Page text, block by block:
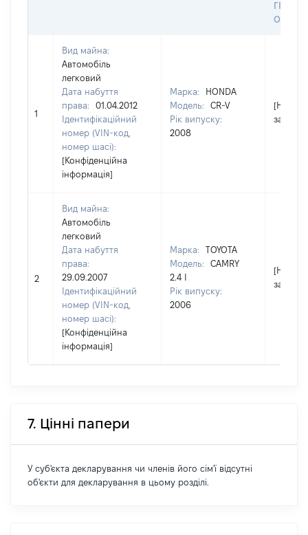
1
Вид майна:
Автомобіль
легковий
Дата набуття
права:
01.04.2012
Ідентифікаційний
номер (VIN-код,
номер шасі):
[Конфіденційна
інформація]
Марка:
HONDA
Модель:
CR-V
Рік випуску:
2008
[Не
2
Вид майна:
Автомобіль
легковий
Дата набуття
права:
29.09.2007
Ідентифікаційний
номер (VIN-код,
номер шасі):
[Конфіденційна
інформація]
Марка:
TOYOTA
Модель:
CAMRY
2.4 I
Рік випуску:
2006
[Не
7. Цінні папери
У суб'єкта декларування чи членів його сім'ї відсутні
об'єкти для декларування в цьому розділі.